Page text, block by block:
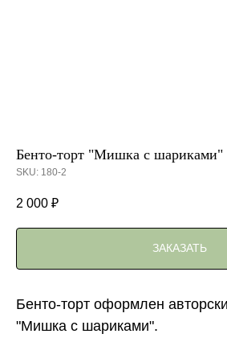
Бенто-торт "Мишка с шариками"
SKU: 180-2
2 000 ₽
ЗАКАЗАТЬ
Бенто-торт оформлен
"Мишка с шариками".